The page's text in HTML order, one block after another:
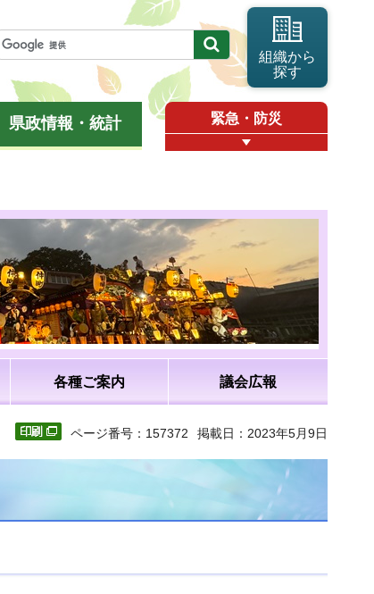
組織から
探す
県政情報・統計 緊急・防災
各種ご案内 議会広報
ページ番号：157372 掲載日：2023年5月9日